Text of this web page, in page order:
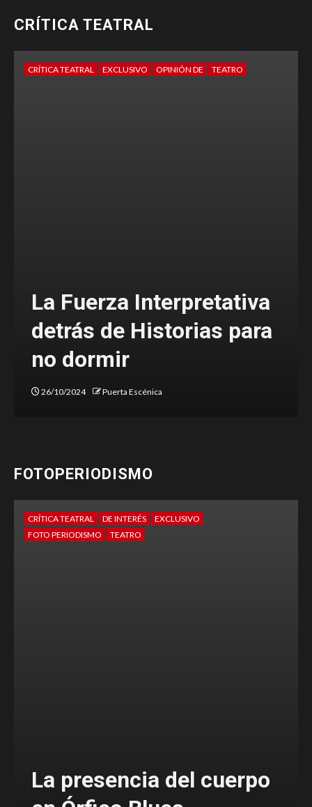
CRÍTICA TEATRAL
CRÍTICA TEATRAL EXCLUSIVO OPINIÓN DE
Una denuncia valiente
sobre el estado de
sociedad
20/03/2024 Majo Alanís
FOTOPERIODISMO
CRÍTICA TEATRAL DE INTERÉS
TEATRO
Ballenas, las